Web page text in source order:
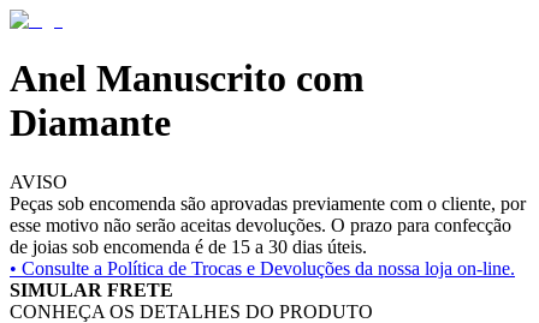
Anel Manuscrito com
Diamante
AVISO
Peças sob encomenda são aprovadas previamente com o cliente, por
esse motivo não serão aceitas devoluções. O prazo para confecção
de joias sob encomenda é de 15 a 30 dias úteis.
• Consulte a Política de Trocas e Devoluções da nossa loja on-line.
SIMULAR FRETE
CONHEÇA OS DETALHES DO PRODUTO